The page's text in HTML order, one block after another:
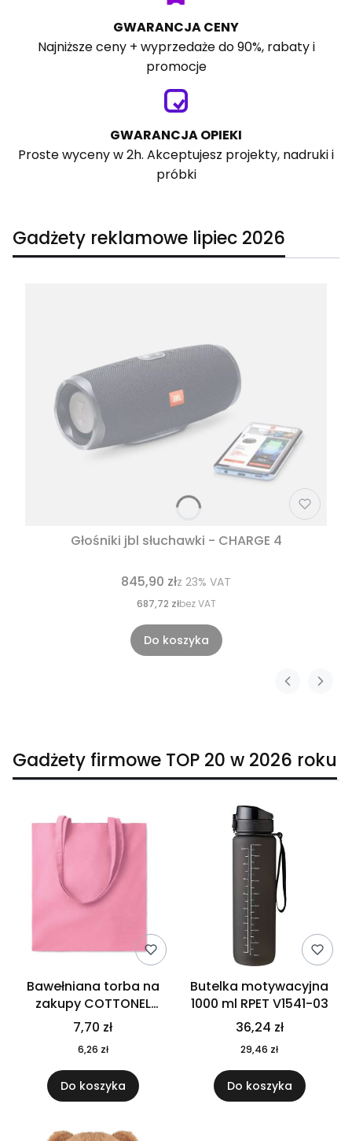
GWARANCJA CENY
Najniższe ceny + wyprzedaże do 90%, rabaty i
promocje
GWARANCJA OPIEKI
Proste wyceny w 2h. Akceptujesz projekty, nadruki i
próbki
Gadżety reklamowe lipiec 2026
Głośniki jbl słuchawki - CHARGE 4
845,90 złz 23% VAT
687,72 złbez VAT
Do koszyka
Gadżety firmowe TOP 20 w 2026 roku
Bawełniana torba na
zakupy COTTONEL
COLOUR++ MO9846-11
7,70 zł
6,26 zł
Do koszyka
Butelka motywacyjna
1000 ml RPET V1541-03
36,24 zł
29,46 zł
Do koszyka